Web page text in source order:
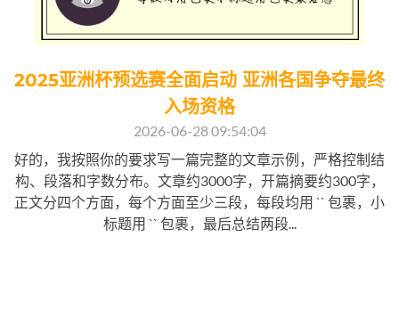
2025亚洲杯预选赛全面启动 亚洲各国争夺最终
入场资格
2026-06-28 09:54:04
好的，我按照你的要求写一篇完整的文章示例，严格控制结
构、段落和字数分布。文章约3000字，开篇摘要约300字，
正文分四个方面，每个方面至少三段，每段均用 `` 包裹，小
标题用 `` 包裹，最后总结两段...